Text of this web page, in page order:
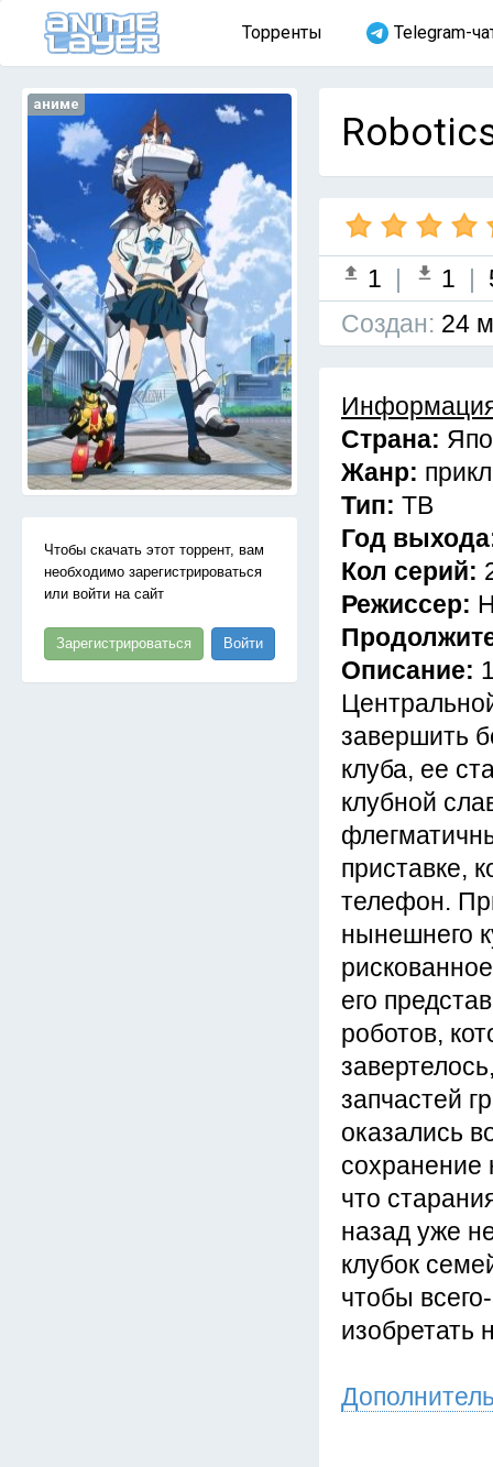
Торренты Telegram-
аниме
Чтобы скачать этот торрент, вам
необходимо зарегистрироваться
или войти на сайт
Зарегистрироваться Войти
1 | 1 |
Cоздан: 24
Страна:
Жанр:
Тип: ТВ
Год
Кол серий:
Режиссер:
Описание:
завершить
клуба, ее
клубной
приставке,
телефон.
нынешнего
его
роботов,
запчастей
оказались
сохранение
что
назад уже
клубок
чтобы
изобретать